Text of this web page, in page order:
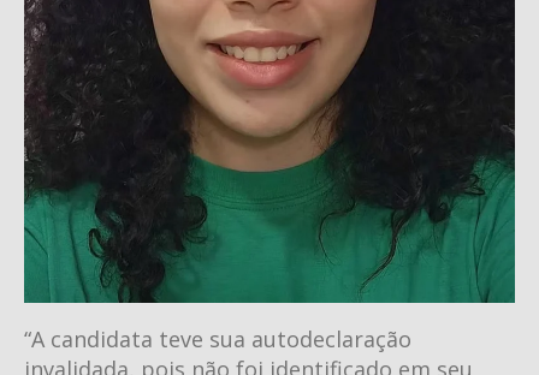
“A candidata teve sua autodeclaração
invalidada, pois não foi identificado em seu